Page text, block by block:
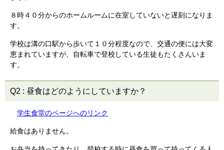
８時４０分からのホームルームに在室していないと遅刻になりま
す。
学校は溝の口駅から歩いて１０分程度なので、交通の便には大変
恵まれていますが、自転車で登校している生徒もたくさんいま
す。
Q2 : 昼食はどのようにしていますか？
学生食堂のページへのリンク
給食はありません。